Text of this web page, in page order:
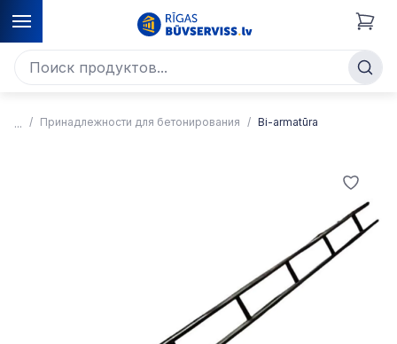
Принадлежности для бетонирования Bi-armatūra